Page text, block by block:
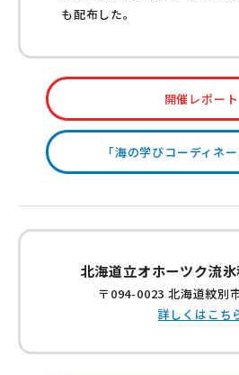
も配布した。
開催レポート
「海の学びコーディネ
北海道立オホーツク流
〒094-0023 北海道紋別
詳しくはこち